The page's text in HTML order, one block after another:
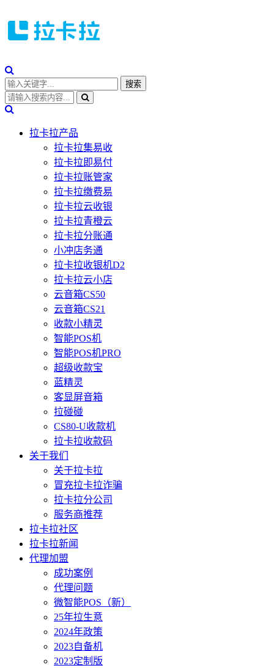
拉卡拉产品
拉卡拉集易收
拉卡拉即易付
拉卡拉账管家
拉卡拉缴费易
拉卡拉云收银
拉卡拉青橙云
拉卡拉分账通
小冲店务通
拉卡拉收银机D2
拉卡拉云小店
云音箱CS50
云音箱CS21
收款小精灵
智能POS机
智能POS机PRO
超级收款宝
蓝精灵
客显屏音箱
拉碰碰
CS80-U收款机
拉卡拉收款码
关于我们
关于拉卡拉
冒充拉卡拉诈骗
拉卡拉分公司
服务商推荐
拉卡拉社区
拉卡拉新闻
代理加盟
成功案例
代理问题
微智能POS（新）
25年拉生意
2024年政策
2023自备机
2023定制版